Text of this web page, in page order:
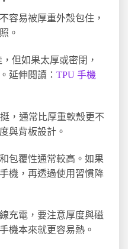
容易被厚重外殼包住，
。
但如果太厚或密閉，
延伸閱讀： TPU 手機
，通常比厚重軟殼更不
與背板設計。
包覆性通常較高。如果
機，再透過使用習慣降
充電，要注意厚度與磁
機本來就更容易熱。